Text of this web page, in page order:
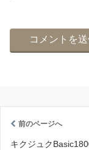
前のページへ
キクジュク